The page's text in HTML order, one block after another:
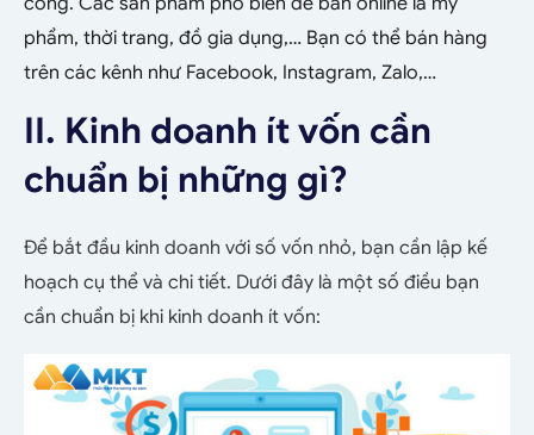
phẩm, thời trang, đồ gia dụng,… Bạn có thể bán hàng
trên các kênh như Facebook, Instagram, Zalo,…
II. Kinh doanh ít vốn cần
chuẩn bị những gì?
Để bắt đầu kinh doanh với số vốn nhỏ, bạn cần lập kế
hoạch cụ thể và chi tiết. Dưới đây là một số điều bạn
cần chuẩn bị khi kinh doanh ít vốn: